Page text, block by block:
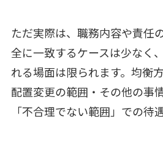
ただ実際は、職務内容や責任
全に一致するケースは少なく
れる場面は限られます。均衡
配置変更の範囲・その他の事
「不合理でない範囲」での待